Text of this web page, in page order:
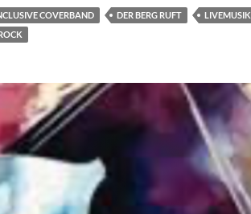
COVERBAND DER BERG RUFT
LIVEMUSIK